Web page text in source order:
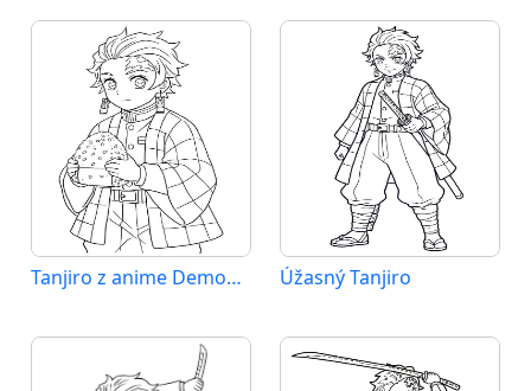
Tanjiro z anime Demon Slayer Úžasný Tanjiro